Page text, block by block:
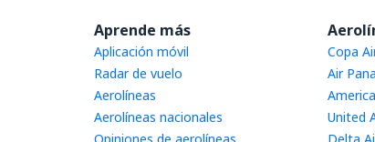
Aprende más
Aplicación móvil
Radar de vuelo
Aerolíneas
Aerolíneas nacionales
Copa
Air
United